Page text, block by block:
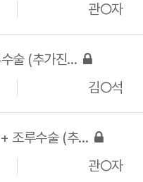
관○자
음경확대술 (4M코어) + 조루수술 (추가진피) 비용 및 상담
김○석
Re: 음경확대술 (4M코어) + 조루수술 (추가진피) 비용 및 상담
관○자